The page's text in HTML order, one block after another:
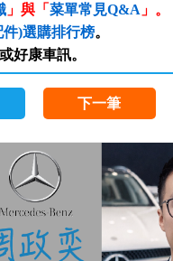
」與「菜單常見Q&A 」。
)選購排行榜。
好康車訊。
下一筆